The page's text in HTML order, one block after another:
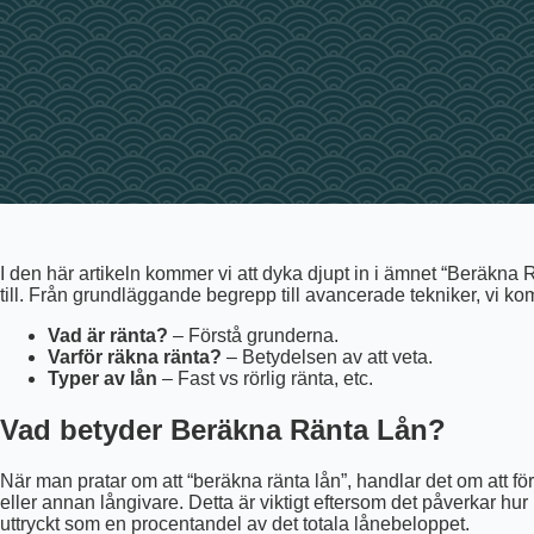
I den här artikeln kommer vi att dyka djupt in i ämnet
till. Från grundläggande begrepp till avancerade tekniker, vi
Vad är ränta? – Förstå grunderna.
Varför räkna ränta? – Betydelsen av att veta.
Typer av lån – Fast vs rörlig ränta, etc.
Vad betyder Beräkna Ränta Lån?
När man pratar om att “beräkna ränta lån”, handlar det om att
eller annan långivare. Detta är viktigt eftersom det påverkar
uttryckt som en procentandel av det totala lånebeloppet.